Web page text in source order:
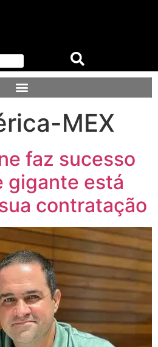
MEX
faz sucesso
gigante está
contratação